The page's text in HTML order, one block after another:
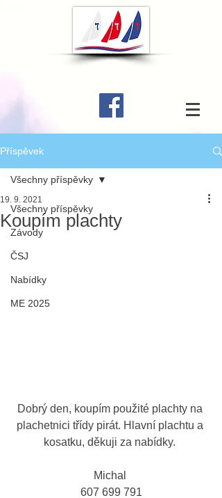
Příspěvek
Všechny příspěvky
Závody
ČSJ
Nabídky
ME 2025
Všechny příspěvky
Koupím plachty
19. 9. 2021
Dobrý den, koupím použité plachty na
plachetnici třídy pirát. Hlavní plachtu a
kosatku, děkuji za nabídky.
Michal
607 699 791